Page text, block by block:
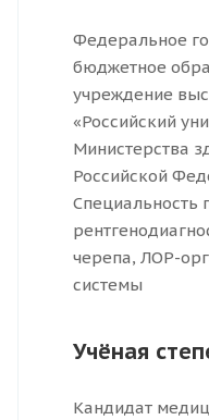
Федеральное
бюджетное
учреждение
«Российский
Министерства
Российской
Специальность
черепа, ЛОР-
системы
Учёная
Кандидат